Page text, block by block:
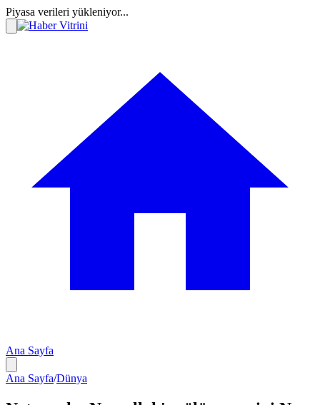
Piyasa verileri yükleniyor...
Ana Sayfa
Ana Sayfa/Dünya